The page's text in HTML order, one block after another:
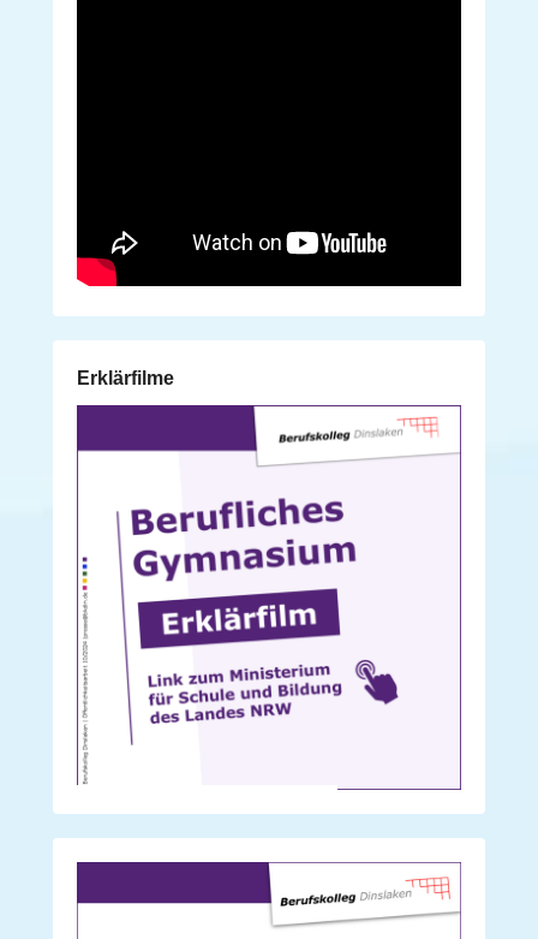
Erklärfilme